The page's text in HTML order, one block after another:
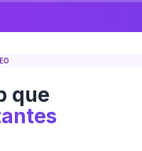
que